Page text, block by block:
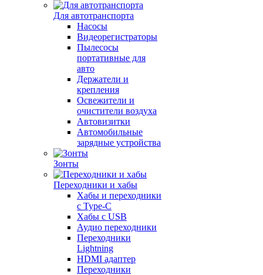
Для автотранспорта
Насосы
Видеорегистраторы
Пылесосы
портативные для
авто
Держатели и
крепления
Освежители и
очистители воздуха
Автовизитки
Автомобильные
зарядные устройства
Зонты
Переходники и хабы
Хабы и переходники
с Type-C
Хабы с USB
Аудио переходники
Переходники
Lightning
HDMI адаптер
Переходники